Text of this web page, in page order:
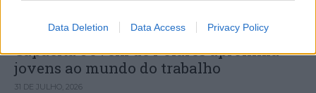
Data Deletion Data Access Privacy Policy
Capacita Jovem de Poiares aproxima
jovens ao mundo do trabalho
31 DE JULHO, 2026